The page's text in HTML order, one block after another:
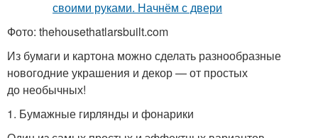
Фото: thehousethatlarsbuilt.com
Из бумаги и картона можно сделать разнообразные
новогодние украшения и декор — от простых
до необычных!
1. Бумажные гирлянды и фонарики